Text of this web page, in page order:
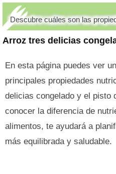
Descubre cuáles son las
En esta página puedes ver
principales propiedades
delicias congelado y el pisto
conocer la diferencia de
alimentos, te ayudará a
más equilibrada y saludable.